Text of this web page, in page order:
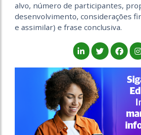
alvo, número de participantes,
desenvolvimento, considerações
e assimilar) e frase conclusiva.